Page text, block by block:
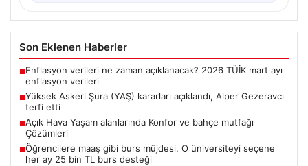
Son Eklenen Haberler
■Enflasyon verileri ne zaman açıklanacak? 2026 TÜİK mart ayı
enflasyon verileri
■Yüksek Askeri Şura (YAŞ) kararları açıklandı, Alper Gezeravcı
terfi etti
■Açık Hava Yaşam alanlarında Konfor ve bahçe mutfağı
Çözümleri
■Öğrencilere maaş gibi burs müjdesi. O üniversiteyi seçene
her ay 25 bin TL burs desteği